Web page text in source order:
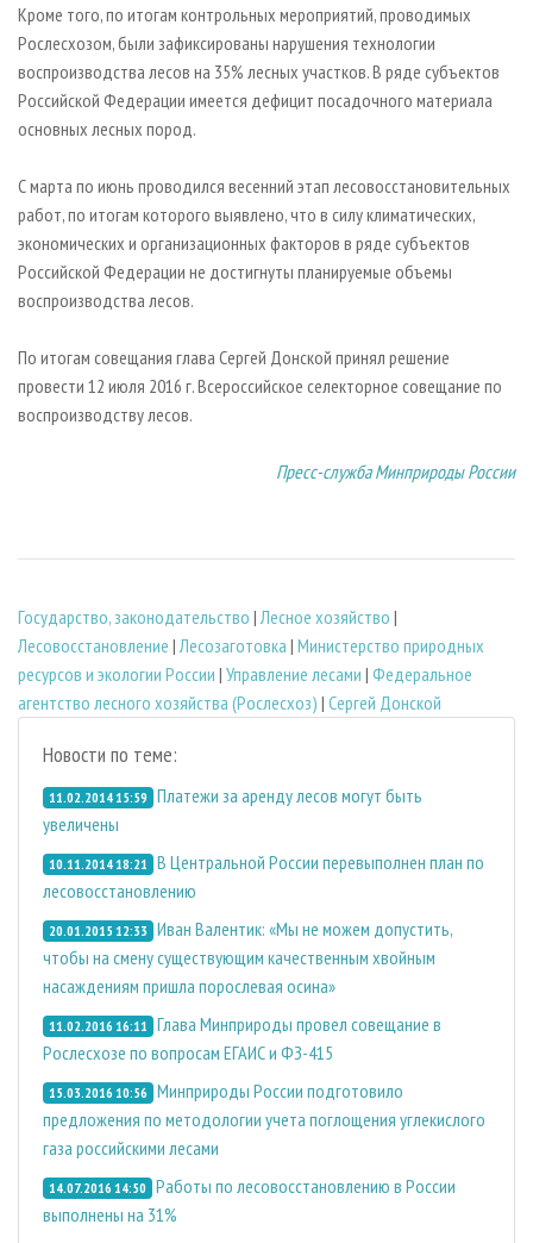
Кроме того, по итогам контрольных мероприятий, проводимых
Рослесхозом, были зафиксированы нарушения технологии
воспроизводства лесов на 35% лесных участков. В ряде субъектов
Российской Федерации имеется дефицит посадочного материала
основных лесных пород.
С марта по июнь проводился весенний этап лесовосстановительных
работ, по итогам которого выявлено, что в силу климатических,
экономических и организационных факторов в ряде субъектов
Российской Федерации не достигнуты планируемые объемы
воспроизводства лесов.
По итогам совещания глава Сергей Донской принял решение
провести 12 июля 2016 г. Всероссийское селекторное совещание по
воспроизводству лесов.
Пресс-служба Минприроды России
Государство, законодательство |Лесное хозяйство |
Лесовосстановление |Лесозаготовка | Министерство природных
ресурсов и экологии России | Управление лесами | Федеральное
агентство лесного хозяйства (Рослесхоз) | Сергей Донской
Новости по теме:
11.02.2014 15:59 Платежи за аренду лесов могут быть
увеличены
10.11.2014 18:21 В Центральной России перевыполнен план по
лесовосстановлению
20.01.2015 12:33 Иван Валентик: «Мы не можем допустить,
чтобы на смену существующим качественным хвойным
насаждениям пришла порослевая осина»
11.02.2016 16:11 Глава Минприроды провел совещание в
Рослесхозе по вопросам ЕГАИС и ФЗ-415
15.03.2016 10:56 Минприроды России подготовило
предложения по методологии учета поглощения углекислого
газа российскими лесами
14.07.2016 14:50 Работы по лесовосстановлению в России
выполнены на 31%